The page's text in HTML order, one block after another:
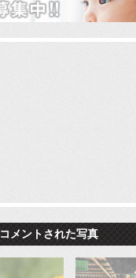
メントされた写真